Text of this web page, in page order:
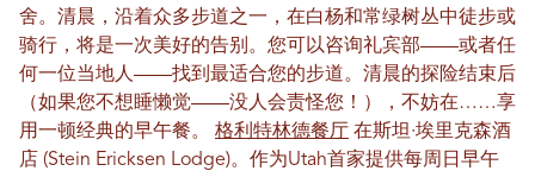
舍。清晨，沿着众多步道之一，在白杨和常绿树丛中徒步或
骑行，将是一次美好的告别。您可以咨询礼宾部——或者任
何一位当地人——找到最适合您的步道。清晨的探险结束后
（如果您不想睡懒觉——没人会责怪您！），不妨在……享
用一顿经典的早午餐。 格利特林德餐厅 在斯坦·埃里克森酒
店 (Stein Ericksen Lodge)。作为Utah首家提供每周日早午